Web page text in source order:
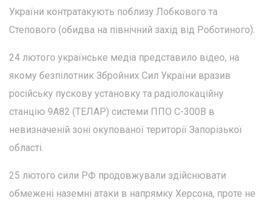
України контратакують поблизу Лобкового та
Степового (обидва на північний захід від Роботиного).
24 лютого українське медіа представило відео, на
якому безпілотник Збройних Сил України вразив
російську пускову установку та радіолокаційну
станцію 9А82 (ТЕЛАР) системи ППО С-300В в
невизначеній зоні окупованої території Запорізької
області.
25 лютого сили РФ продовжували здійснювати
обмежені наземні атаки в напрямку Херсона, проте не